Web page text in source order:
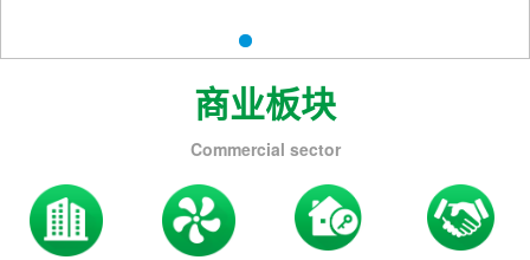
商业板块
Commercial sector